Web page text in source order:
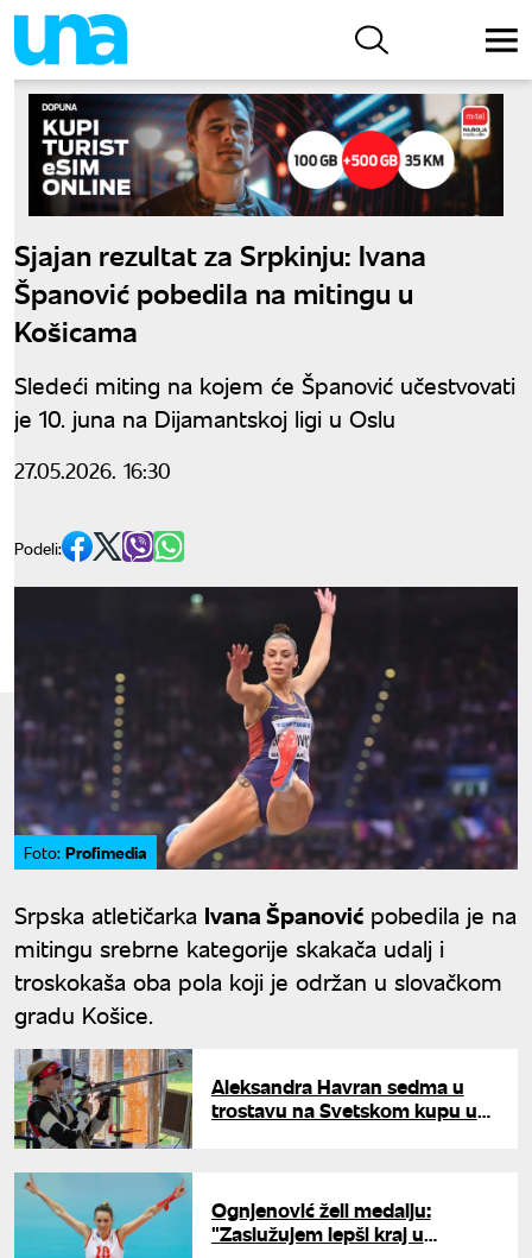
Sjajan rezultat za Srpkinju: Ivana
Španović pobedila na mitingu u
Košicama
Sledeći miting na kojem će Španović učestvovati
je 10. juna na Dijamantskoj ligi u Oslu
27.05.2026. 16:30
Podeli:
Foto: Profimedia
Srpska atletičarka Ivana Španović pobedila je na
mitingu srebrne kategorije skakača udalj i
troskokaša oba pola koji je održan u slovačkom
gradu Košice.
Aleksandra Havran sedma u
trostavu na Svetskom kupu u
Ognjenović želi medalju:
"Zaslužujem lepši kraj u